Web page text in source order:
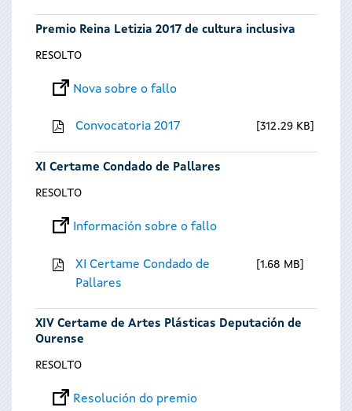
Premio Reina Letizia 2017 de cultura inclusiva
RESOLTO
Nova sobre o fallo
Convocatoria 2017 312.29 KB
XI Certame Condado de Pallares
RESOLTO
Información sobre o fallo
XI Certame Condado de
Pallares
1.68 MB
XIV Certame de Artes Plásticas Deputación de
Ourense
RESOLTO
Resolución do premio